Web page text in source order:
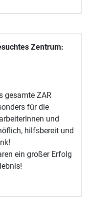
Zentrum:
gesamte ZAR
für die
und
hilfsbereit und
ein großer Erfolg